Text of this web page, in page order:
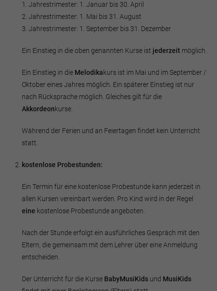
1. Jahrestrimester: 1. Januar bis 30. April
2. Jahrestrimester: 1. Mai bis 31. August
3. Jahrestrimester: 1. September bis 31. Dezember
Ein Einstieg in die oben genannten Kurse ist jederzeit möglich.
Ein Einstieg in die Melodikakurs ist im Mai und im September /
Oktober eines Jahres möglich. Ein späterer Einstieg ist nur
nach Rücksprache möglich. Gleiches gilt für die
Akkordeonkurse.
Während der Ferien und an Feiertagen findet kein Unterricht
statt.
kostenlose Probestunden:
Ein Termin für eine kostenlose Probestunde kann jederzeit in
allen Kursen vereinbart werden. Pro Kind wird in der Regel
eine kostenlose Probestunde angeboten.
Nach der Stunde erfolgt ein ausführliches Gespräch mit den
Eltern, die gemeinsam mit dem Lehrer über eine Anmeldung
entscheiden.
Der Unterricht für die Kurse BabyMusiKids und MusiKids